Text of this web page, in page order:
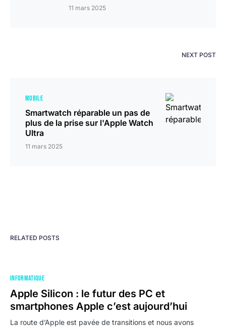
11 mars 2025
NEXT POST
MOBILE
Smartwatch réparable un pas de
plus de la prise sur l'Apple Watch
Ultra
11 mars 2025
RELATED POSTS
INFORMATIQUE
Apple Silicon : le futur des PC et
smartphones Apple c’est aujourd’hui
La route d’Apple est pavée de transitions et nous avons